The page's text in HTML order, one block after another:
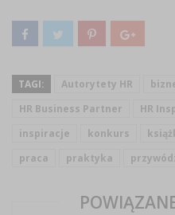
TAGI: Autorytety HR
HR Business Partner
HR
inspiracje
konkurs
praca
praktyka